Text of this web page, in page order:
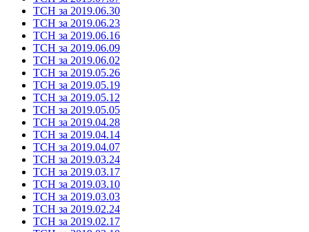
ТСН за 2019.06.30
ТСН за 2019.06.23
ТСН за 2019.06.16
ТСН за 2019.06.09
ТСН за 2019.06.02
ТСН за 2019.05.26
ТСН за 2019.05.19
ТСН за 2019.05.12
ТСН за 2019.05.05
ТСН за 2019.04.28
ТСН за 2019.04.14
ТСН за 2019.04.07
ТСН за 2019.03.24
ТСН за 2019.03.17
ТСН за 2019.03.10
ТСН за 2019.03.03
ТСН за 2019.02.24
ТСН за 2019.02.17